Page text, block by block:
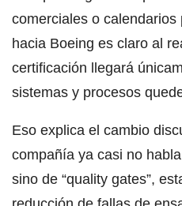
comerciales o
hacia Boeing es claro al
certificación llegará
sistemas y procesos
Eso explica el cambio
compañía ya casi no
sino de “quality gates”,